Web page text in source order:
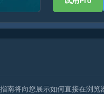
南将向您展示如何直接在浏